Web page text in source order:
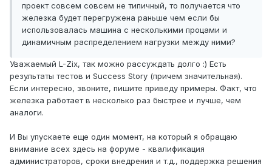
проект совсем совсем не типичный, то получается что
железка будет перегружена раньше чем если бы
использовалась машина с несколькими процами и
динамичным распределением нагрузки между ними?
Уважаемый L-Zix, так можно рассуждать долго :) Есть
результаты тестов и Success Story (причем значительная).
Если интересно, звоните, пишите приведу примеры. Факт, что
железка работает в несколько раз быстрее и лучше, чем
аналоги.
И Вы упускаете еще один момент, на который я обращаю
внимание всех здесь на форуме - квалификация
администраторов, сроки внедрения и т.д., поддержка решения